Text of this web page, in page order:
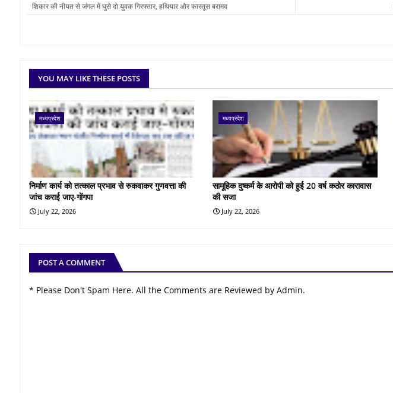
शिकार की नीयत से जंगल में घुसे दो युवक गिरफ्तार, हथियार और कारतूस बरामद
YOU MAY LIKE THESE POSTS
मध्यप्रदेश
निर्माण कार्य को तत्काल प्रभाव से रुकवाकर गुणवत्ता की
जांच कराई जाए-गोंगपा
July 22, 2026
मध्यप्रदेश
सामूहिक दुष्कर्म के आरोपी को हुई 20 वर्ष कठोर कारावास
की सजा
July 22, 2026
POST A COMMENT
* Please Don't Spam Here. All the Comments are Reviewed by Admin.